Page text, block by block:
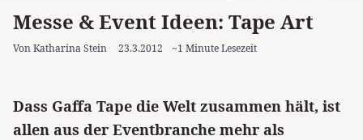
Messe & Event Ideen: Tape Art
Von Katharina Stein 23.3.2012 ~1 Minute Lesezeit
Dass Gaffa Tape die Welt zusammen hält, ist
allen aus der Eventbranche mehr als